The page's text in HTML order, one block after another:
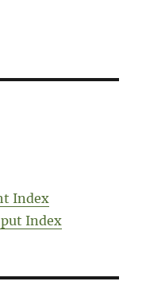
Index
Index